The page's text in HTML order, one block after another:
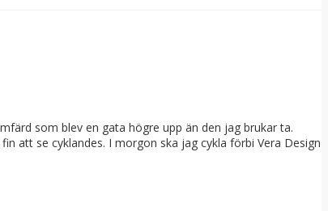
som blev en gata högre upp än den jag brukar ta.
att se cyklandes. I morgon ska jag cykla förbi Vera Design